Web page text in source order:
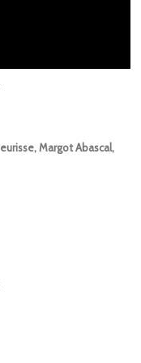
Margot Abascal,